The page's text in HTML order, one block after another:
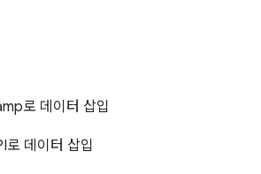
로 데이터 삽입
데이터 삽입